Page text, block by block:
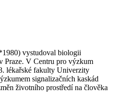
vystudoval biologii
Praze. V Centru pro výzkum
lékařské fakulty Univerzity
signalizačních kaskád
životního prostředí na člověka